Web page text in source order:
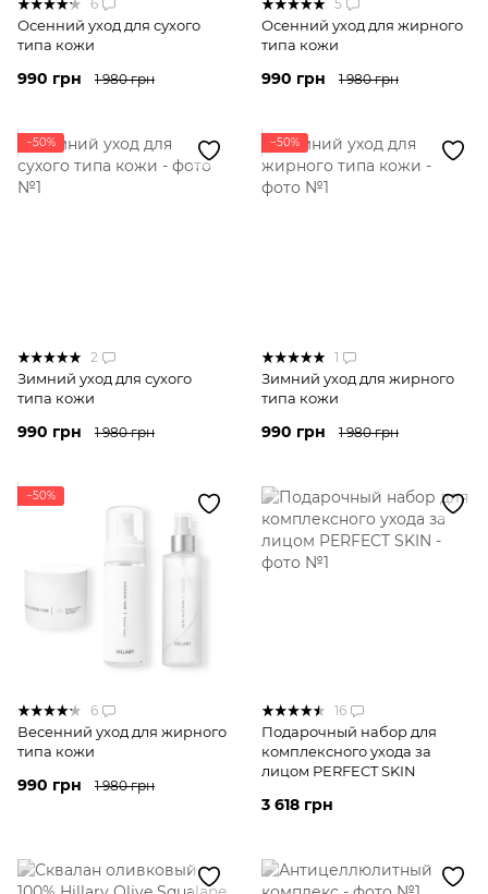
6
Осенний уход для сухого
типа кожи
990 грн 1 980 грн
5
Осенний уход для жирного
типа кожи
990 грн 1 980 грн
−50%
2
Зимний уход для сухого
типа кожи
990 грн 1 980 грн
−50%
1
Зимний уход для жирного
типа кожи
990 грн 1 980 грн
−50%
6
Весенний уход для жирного
типа кожи
990 грн 1 980 грн
16
Подарочный набор для
комплексного ухода за
лицом PERFECT SKIN
3 618 грн